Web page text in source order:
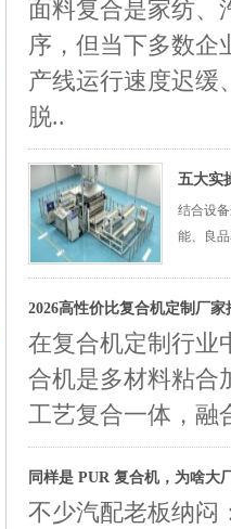
面料复合是家纺、
序，但当下多数企
产线运行速度迟缓
脱..
五大实
结合设
能、良
2026高性价比复合机定制厂家
在复合机定制行业
合机是多材料粘合
工艺复合一体，融
同样是 PUR 复合机，为啥大
不少汽配老板纳闷